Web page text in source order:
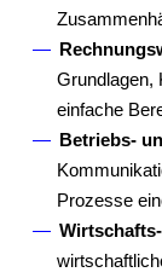
Grundlagen,
einfache
Betriebs-
Prozesse